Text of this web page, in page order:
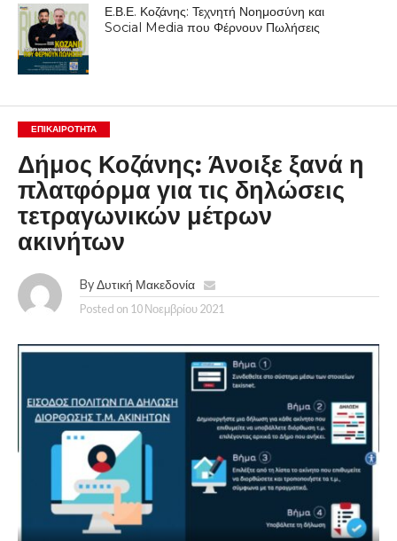
Ε.Β.Ε. Κοζάνης: Τεχνητή Νοημοσύνη και
Social Media που Φέρνουν Πωλήσεις
ΕΠΙΚΑΙΡΟΤΗΤΑ
Δήμος Κοζάνης: Άνοιξε ξανά η
πλατφόρμα για τις δηλώσεις
τετραγωνικών μέτρων
ακινήτων
By Δυτική Μακεδονία
Posted on 10 Νοεμβρίου 2021